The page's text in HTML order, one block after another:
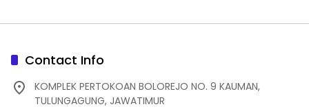
Contact Info
KOMPLEK PERTOKOAN BOLOREJO NO. 9 KAUMAN,
TULUNGAGUNG, JAWATIMUR